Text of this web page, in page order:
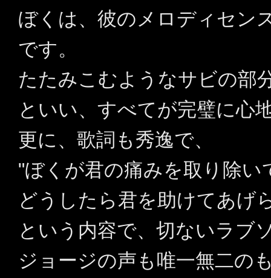
ぼくは、彼のメロディセン
です。
たたみこむようなサビの部
といい、すべてが完璧に心
更に、歌詞も秀逸で、
"ぼくが君の痛みを取り除い
どうしたら君を助けてあげ
という内容で、切ないラブ
ジョージの声も唯一無二の